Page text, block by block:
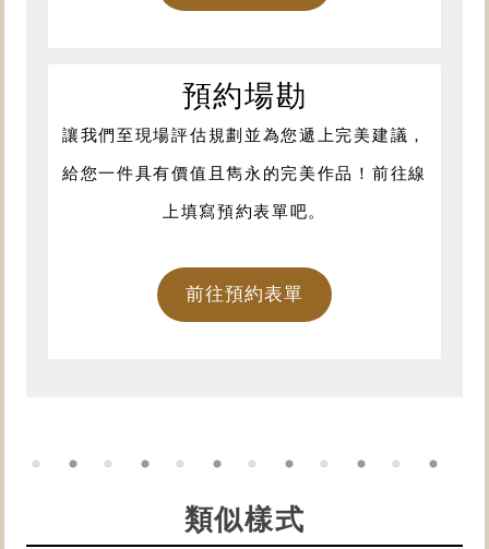
預約場勘
讓我們至現場評估規劃並為您遞上完美建議，
給您一件具有價值且雋永的完美作品！前往線
上填寫預約表單吧。
前往預約表單
類似樣式